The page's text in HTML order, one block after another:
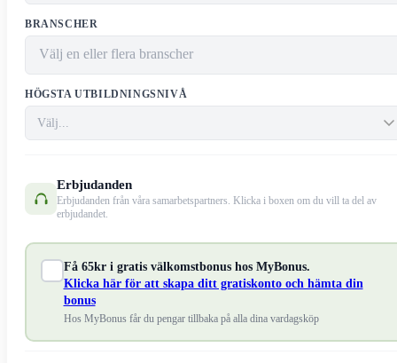
BRANSCHER
HÖGSTA UTBILDNINGSNIVÅ
Erbjudanden
Erbjudanden från våra samarbetspartners. Klicka i boxen om du vill ta del av
erbjudandet.
Få 65kr i gratis välkomstbonus hos MyBonus.
Klicka här för att skapa ditt gratiskonto och hämta din
bonus
Hos MyBonus får du pengar tillbaka på alla dina vardagsköp